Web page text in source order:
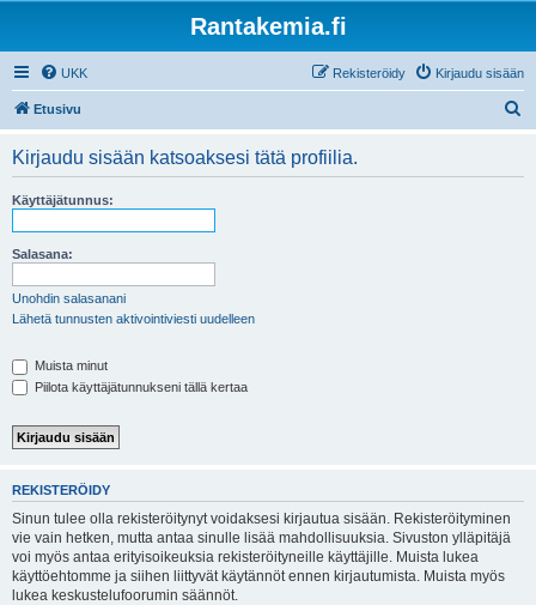
Rantakemia.fi
UKK Kirjaudu sisään
Rekisteröidy
Etusivu
Kirjaudu sisään katsoaksesi tätä profiilia.
Käyttäjätunnus:
Salasana:
Unohdin salasanani
Lähetä tunnusten aktivointiviesti uudelleen
Muista minut
Piilota käyttäjätunnukseni tällä kertaa
REKISTERÖIDY
Sinun tulee olla rekisteröitynyt voidaksesi kirjautua sisään. Rekisteröityminen
vie vain hetken, mutta antaa sinulle lisää mahdollisuuksia. Sivuston ylläpitäjä
voi myös antaa erityisoikeuksia rekisteröityneille käyttäjille. Muista lukea
käyttöehtomme ja siihen liittyvät käytännöt ennen kirjautumista. Muista myös
lukea keskustelufoorumin säännöt.